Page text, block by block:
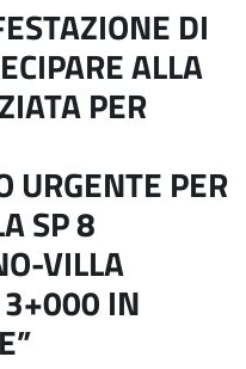
DI
ALLA
PER
URGENTE PER
SP 8
VILLA
IN